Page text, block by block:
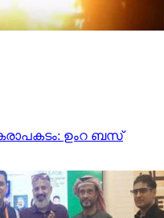
ഉംറ ബസ്